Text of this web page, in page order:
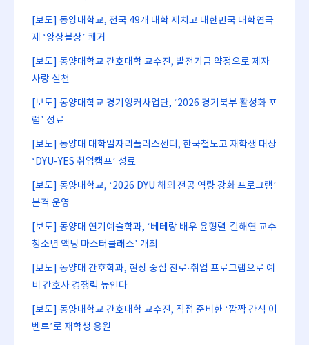
[보도] 동양대학교, 전국 49개 대학 제치고 대한민국 대학연극
제 ‘앙상블상’ 쾌거
[보도] 동양대학교 간호대학 교수진, 발전기금 약정으로 제자
사랑 실천
[보도] 동양대학교 경기앵커사업단, ‘2026 경기북부 활성화 포
럼’ 성료
[보도] 동양대 대학일자리플러스센터, 한국철도고 재학생 대상
‘DYU-YES 취업캠프’ 성료
[보도] 동양대학교, ‘2026 DYU 해외 전공 역량 강화 프로그램’
본격 운영
[보도] 동양대 연기예술학과, ‘베테랑 배우 윤형렬·길해연 교수
청소년 액팅 마스터클래스’ 개최
[보도] 동양대 간호학과, 현장 중심 진로·취업 프로그램으로 예
비 간호사 경쟁력 높인다
[보도] 동양대학교 간호대학 교수진, 직접 준비한 ‘깜짝 간식 이
벤트’로 재학생 응원